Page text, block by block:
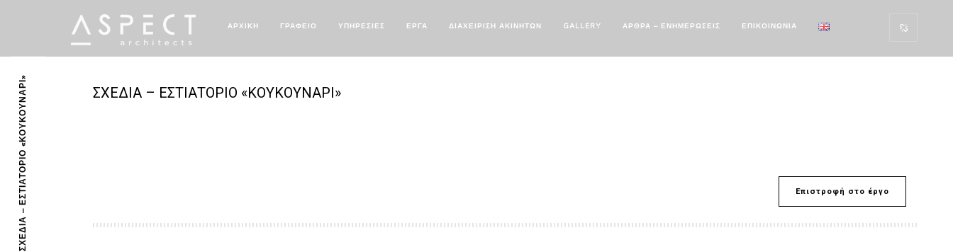
ΑΡΧΙΚΗ ΓΡΑΦΕΙΟ ΥΠΗΡΕΣΙΕΣ ΕΡΓΑ ΔΙΑΧΕΙΡΙΣΗ ΑΚΙΝΗΤΩΝ GALLERY ΑΡΘΡΑ – ΕΝΗΜΕΡΩΣΕΙΣ ΕΠΙΚΟΙΝΩΝΙΑ
ΣΧΕΔΙΑ – ΕΣΤΙΑΤΟΡΙΟ «ΚΟΥΚΟΥΝΑΡΙ»
Επιστροφή στο έργο
ΣΧΕΔΙΑ – ΕΣΤΙΑΤΟΡΙΟ «ΚΟΥΚΟΥΝΑΡΙ»